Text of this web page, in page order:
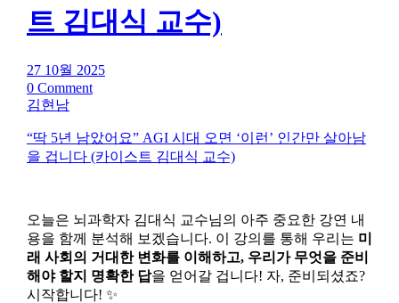
트 김대식 교수)
27 10월 2025
0 Comment
김현남
“딱 5년 남았어요” AGI 시대 오면 ‘이런’ 인간만 살아남
을 겁니다 (카이스트 김대식 교수)
오늘은 뇌과학자 김대식 교수님의 아주 중요한 강연 내
용을 함께 분석해 보겠습니다. 이 강의를 통해 우리는 미
래 사회의 거대한 변화를 이해하고, 우리가 무엇을 준비
해야 할지 명확한 답을 얻어갈 겁니다! 자, 준비되셨죠?
시작합니다! ✨